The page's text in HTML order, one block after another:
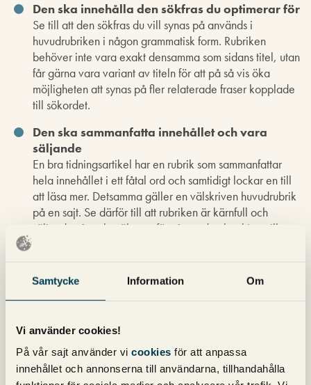
Samtycke Information Om
Vi använder cookies!
På vår sajt använder vi cookies för att anpassa
innehållet och annonserna till användarna, tillhandahålla
Den ska innehålla den sökfras du optimerar för
Se till att den sökfras du vill synas på används i
huvudrubriken i någon grammatisk form. Rubriken
behöver inte vara exakt densamma som sidans titel, utan
får gärna vara variant av titeln för att på så vis öka
möjligheten att synas på fler relaterade fraser kopplade
till sökordet.
Den ska sammanfatta innehållet och vara
säljande
En bra tidningsartikel har en rubrik som sammanfattar
hela innehållet i ett fåtal ord och samtidigt lockar en till
att läsa mer. Detsamma gäller en välskriven huvudrubrik
på en sajt. Se därför till att rubriken är kärnfull och
säljande så att besökaren förstår att den har hittat till en
stanna kvar på sidan.
Den ska vara den grafiskt mest framträdande
Det ska synas att huvudrubriken är en huvudrubrik. Den
på sidan.
Rubriken till en sida för gula tröjor skulle kunna lyda:
”Snygga gula tröjor”